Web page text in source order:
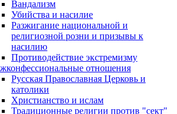
Вандализм
Убийства и насилие
Разжигание национальной и
религиозной розни и призывы к
насилию
Противодействие экстремизму
отношения
Русская Православная Церковь и
католики
Христианство и ислам
Традиционные религии против "сект"